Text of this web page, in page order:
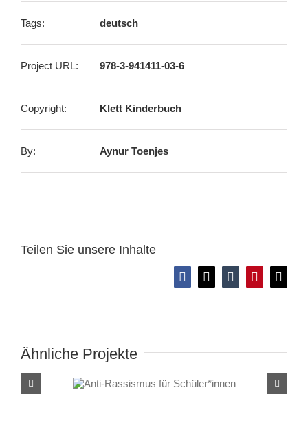
Tags: deutsch
Project URL: 978-3-941411-03-6
Copyright: Klett Kinderbuch
By: Aynur Toenjes
Teilen Sie unsere Inhalte
Facebook
X TumblrPinterest
E-
Ähnliche ProjekteAnti-Rassismus für
Schüler*innen